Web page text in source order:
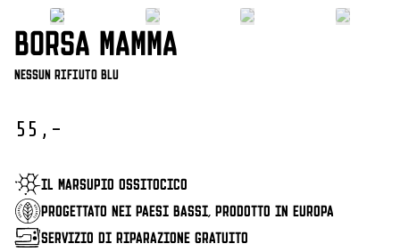
BORSA MAMMA
Nessun rifiuto Blu
55,-
IL MARSUPIO OSSITOCICO
PROGETTATO NEI PAESI BASSI, PRODOTTO IN EUROPA
SERVIZIO DI RIPARAZIONE GRATUITO